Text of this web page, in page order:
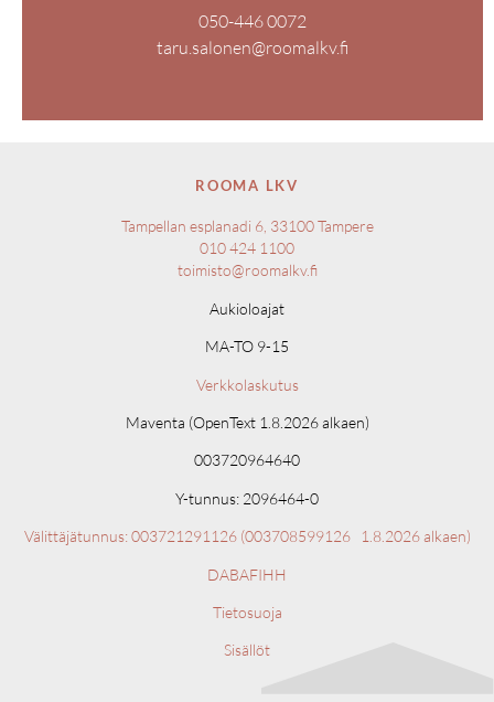
050-446 0072
taru.salonen@roomalkv.fi
ROOMA LKV
Tampellan esplanadi 6, 33100 Tampere
010 424 1100
toimisto@roomalkv.fi
Aukioloajat
MA-TO 9-15
Verkkolaskutus
Maventa (OpenText 1.8.2026 alkaen)
003720964640
Y-tunnus: 2096464-0
Välittäjätunnus: 003721291126 (003708599126 1.8.2026 alkaen)
DABAFIHH
Tietosuoja
Sisällöt